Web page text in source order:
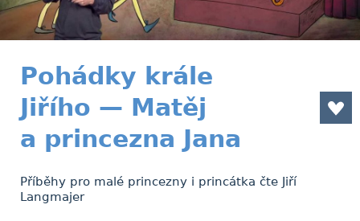
Pohádky krále
Jiřího — Matěj
a princezna Jana
Příběhy pro malé princezny i princátka čte Jiří
Langmajer